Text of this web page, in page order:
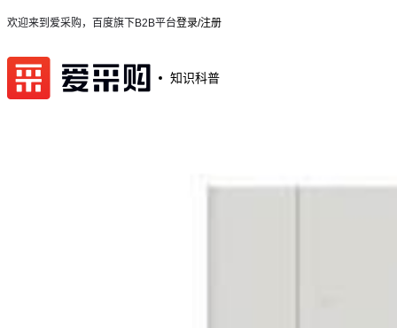
欢迎来到爱采购，百度旗下B2B平台登录/注册
知识科普